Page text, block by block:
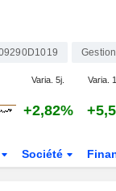
Varia. 5j. Varia.
+2,82%
Société